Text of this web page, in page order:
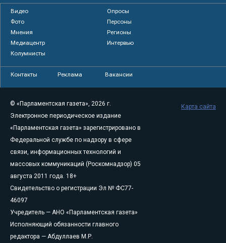
Видео
Опросы
Фото
Персоны
Мнения
Регионы
Медиацентр
Интервью
Колумнисты
Контакты Реклама Вакансии
© «Парламентская газета», 2026 г.
Электронное периодическое издание
«Парламентская газета» зарегистрировано в
Федеральной службе по надзору в сфере
связи, информационных технологий и
массовых коммуникаций (Роскомнадзор) 05
августа 2011 года. 18+
Свидетельство о регистрации Эл № ФС77-
46097
Учредитель — АНО «Парламентская газета»
Исполняющий обязанности главного
редактора — Абдуллаев М.Р.
Карта сайта